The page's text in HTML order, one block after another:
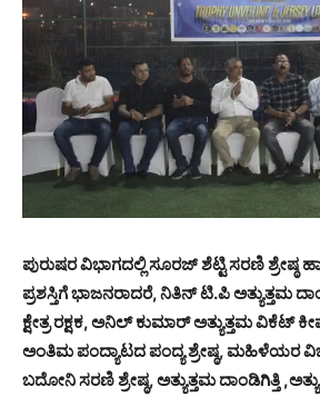
ಪುರುಷರ ವಿಭಾಗದಲ್ಲಿ ಸೂರಜ್ ಶೆಟ್ಟಿ ಸರಣಿ ಶ್ರೇಷ್ಠ
ಪ್ರಶಸ್ತಿಗೆ ಭಾಜನರಾದರೆ, ನಿತಿನ್ ಟಿ.ಪಿ ಅತ್ಯುತ್ತಮ
ಕ್ಷೇತ್ರ ರಕ್ಷಕ, ಅನಿಲ್ ಕುಮಾರ್ ಅತ್ಯುತ್ತಮ ವಿಕೆಟ್
ಅಂತಿಮ ಪಂದ್ಯಾಟದ ಪಂದ್ಯ ಶ್ರೇಷ್ಠ, ಮಹಿಳೆಯರ
ಬದೋನಿ ಸರಣಿ ಶ್ರೇಷ್ಠ, ಅತ್ಯುತ್ತಮ ದಾಂಡಿಗಿತ್ತಿ